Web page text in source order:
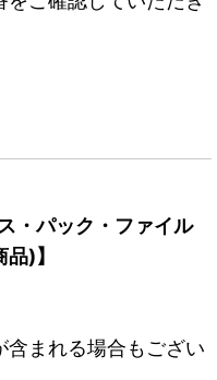
・パック・ファイル
)】
含まれる場合もござい